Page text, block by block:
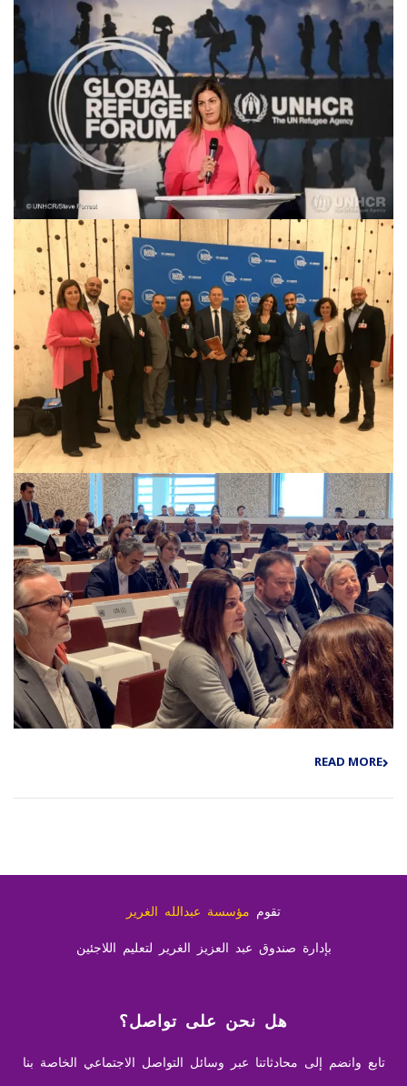
READ MORE
تقوم مؤسسة عبدالله الغرير
بإدارة صندوق عبد العزيز الغرير لتعليم اللاجئين
هل نحن على تواصل؟
تابع وانضم إلى محادثاتنا عبر وسائل التواصل الاجتماعي الخاصة بنا